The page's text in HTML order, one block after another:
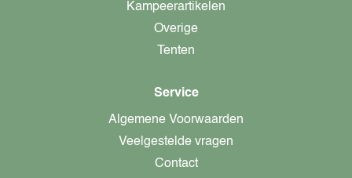
Kampeerartikelen
Overige
Tenten
Service
Algemene Voorwaarden
Veelgestelde vragen
Contact